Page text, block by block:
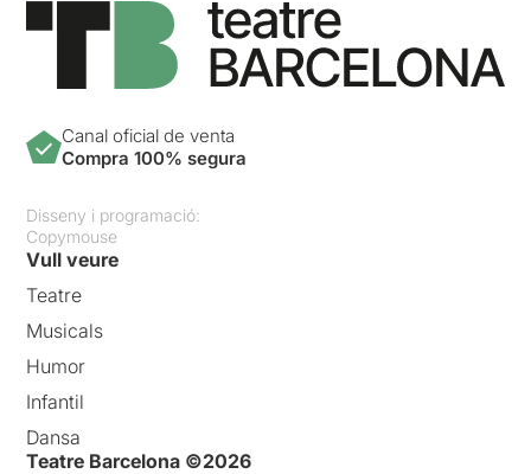
orgullosa de la teva
Excel·lent. I posa't una
rebequita, que està
refrescant.
Vist el 04/02/2024 al Teatro
Capitol Gran Via (Madrid)
Canal oficial de venta
Compra 100% segura
Disseny i programació:
Copymouse
Vull veure
Teatre
Musicals
Humor
Infantil
Dansa
Teatre Barcelona ©2026